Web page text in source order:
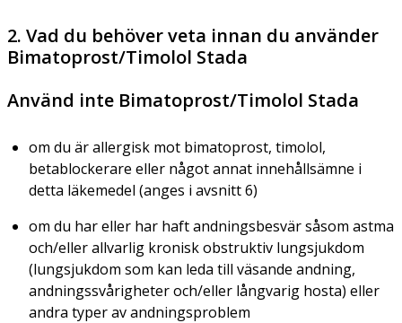
2. Vad du behöver veta innan du använder
Bimatoprost/Timolol Stada
Använd inte Bimatoprost/Timolol Stada
om du är allergisk mot bimatoprost, timolol,
betablockerare eller något annat innehållsämne i
detta läkemedel (anges i avsnitt 6)
om du har eller har haft andningsbesvär såsom astma
och/eller allvarlig kronisk obstruktiv lungsjukdom
(lungsjukdom som kan leda till väsande andning,
andningssvårigheter och/eller långvarig hosta) eller
andra typer av andningsproblem